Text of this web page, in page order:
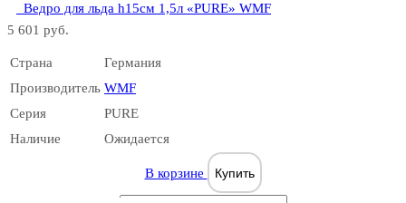
_Ведро для льда h15см 1,5л «PURE» WMF
5 601 руб.
Страна
Германия
Производитель WMF
Серия
PURE
Наличие
Ожидается
В корзине Купить